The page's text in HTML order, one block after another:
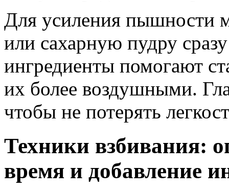
Для усиления пышности
или сахарную пудру
ингредиенты помогают
их более воздушными.
чтобы не потерять
Техники взбивания:
время и добавление